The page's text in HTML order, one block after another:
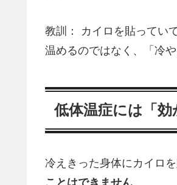
教訓： カイロを貼ってい
温めるのではなく、「冷
低体温症には「
冷えきった身体にカイロ